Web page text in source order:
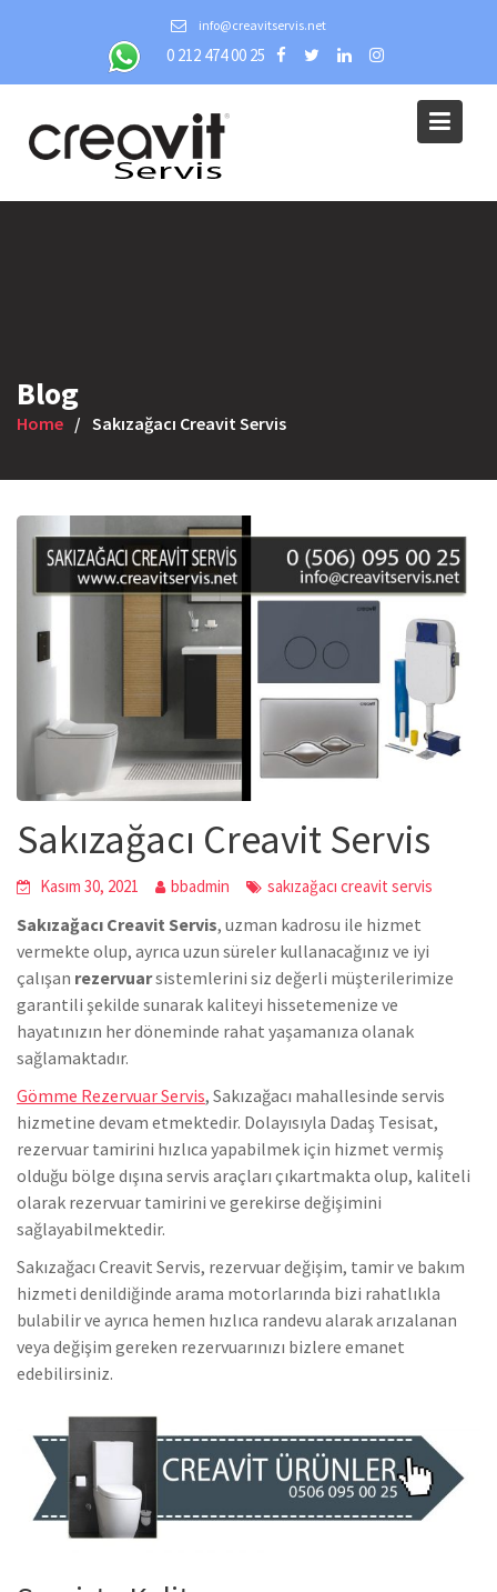
info@creavitservis.net
0 212 474 00 25
Blog
Home Sakızağacı Creavit Servis
Sakızağacı Creavit Servis
Kasım 30, 2021 bbadmin sakızağacı creavit servis
Sakızağacı Creavit Servis, uzman kadrosu ile hizmet
vermekte olup, ayrıca uzun süreler kullanacağınız ve iyi
çalışan rezervuarsistemlerini siz değerli müşterilerimize
garantili şekilde sunarak kaliteyi hissetemenize ve
hayatınızın her döneminde rahat yaşamanıza olanak
sağlamaktadır.
Gömme Rezervuar Servis, Sakızağacı mahallesinde servis
hizmetine devam etmektedir. Dolayısıyla Dadaş Tesisat,
rezervuar tamirini hızlıca yapabilmek için hizmet vermiş
olduğu bölge dışına servis araçları çıkartmakta olup, kaliteli
olarak rezervuar tamirini ve gerekirse değişimini
sağlayabilmektedir.
Sakızağacı Creavit Servis, rezervuar değişim, tamir ve bakım
hizmeti denildiğinde arama motorlarında bizi rahatlıkla
bulabilir ve ayrıca hemen hızlıca randevu alarak arızalanan
veya değişim gereken rezervuarınızı bizlere emanet
edebilirsiniz.